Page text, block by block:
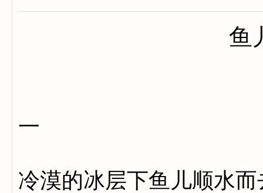
鱼
一
冷漠的冰层下鱼儿顺水而